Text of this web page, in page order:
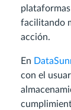
facilitando
acción.
En
con el